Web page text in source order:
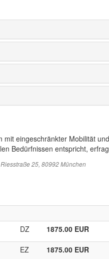
mit eingeschränkter Mobilität
Bedürfnissen entspricht,
Riesstraße 25, 80992 München
DZ 1875.00 EUR
EZ 1875.00 EUR